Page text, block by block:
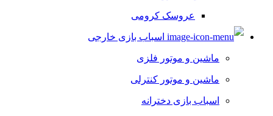
عروسک کرومی
اسباب بازی خارجی
ماشین و موتور فلزی
ماشین و موتور کنترلی
اسباب بازی دخترانه